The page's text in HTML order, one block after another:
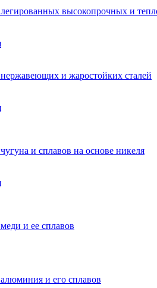
высокопрочных и
и жаростойких сталей
и сплавов на основе никеля
и ее сплавов
и его сплавов